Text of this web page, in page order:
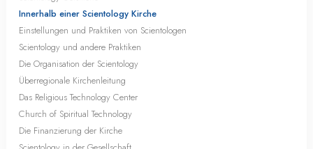
Innerhalb einer Scientology Kirche
Einstellungen und Praktiken von Scientologen
Scientology und andere Praktiken
Die Organisation der Scientology
Überregionale Kirchenleitung
Das Religious Technology Center
Church of Spiritual Technology
Die Finanzierung der Kirche